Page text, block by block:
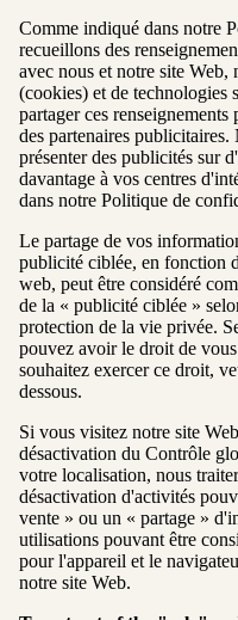
Comme indiqué dans notre
recueillons des
avec nous et notre site Web,
(cookies) et de technologies
partager ces
des partenaires
présenter des publicités sur
davantage à vos centres
dans notre Politique de
Le partage de vos
publicité ciblée, en fonction
web, peut être considéré
de la « publicité ciblée »
protection de la vie privée.
pouvez avoir le droit de
souhaitez exercer ce droit,
dessous.
Si vous visitez notre site
désactivation du Contrôle
votre localisation, nous
désactivation d'activités
vente » ou un « partage »
utilisations pouvant être
pour l'appareil et le
notre site Web.